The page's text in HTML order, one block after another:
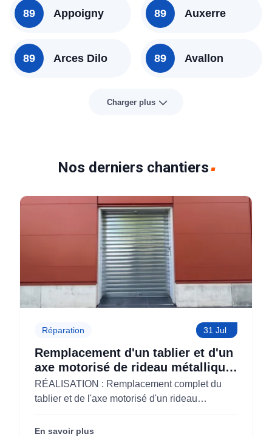
89 Appoigny
89 Arces Dilo
89 Auxerre
89 Avallon
Charger plus
Nos derniers chantiers
Réparation 31 Jul
Remplacement d'un tablier et d'un
axe motorisé de rideau métallique
pour M'CHADAL (Optical Center)
(95)
RÉALISATION : Remplacement complet du
tablier et de l'axe motorisé d'un rideau
Center) (95290).
En savoir plus